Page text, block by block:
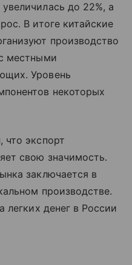
до 22%, а
В итоге китайские
производство
местными
Уровень
некоторых
экспорт
свою значимость.
заключается в
производстве.
легких денег в России